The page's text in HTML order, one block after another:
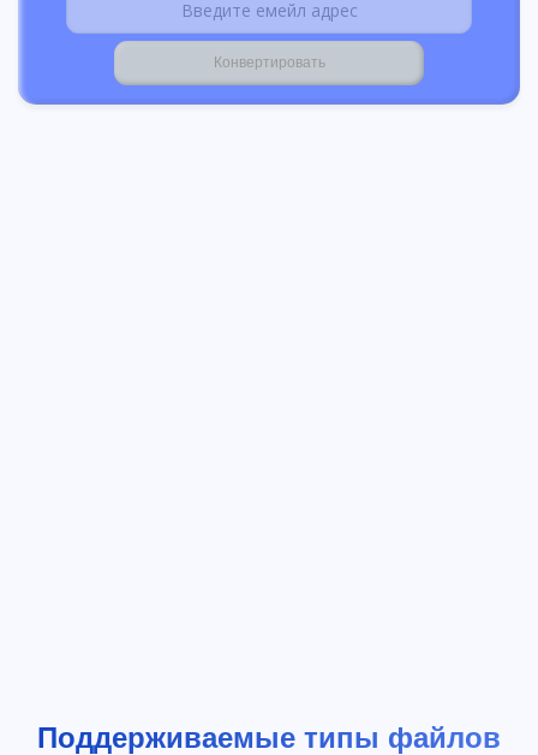
Поддерживаемые типы файлов